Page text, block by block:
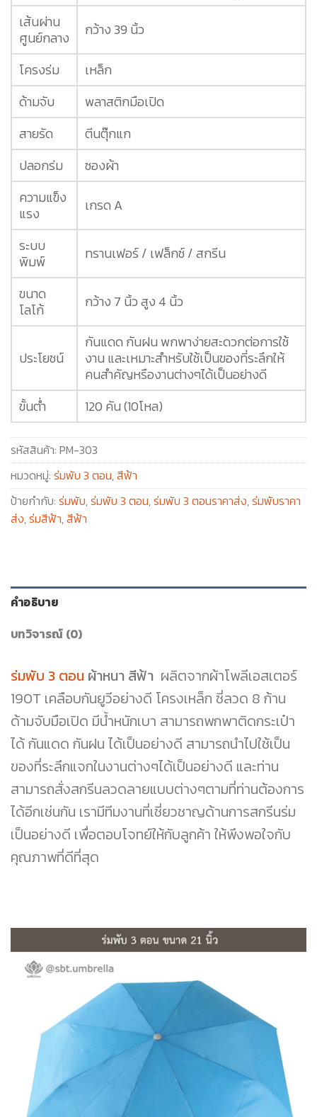
เส้นผ่าน
ศูนย์กลาง
กว้าง 39 นิ้ว
โครงร่ม
เหล็ก
ด้ามจับ
พลาสติกมือเปิด
สายรัด
ตีนตุ๊กแก
ปลอกร่ม
ซองผ้า
ความแข็ง
แรง
เกรด A
ระบบ
พิมพ์
ทรานเฟอร์ / เฟล็กซ์ / สกรีน
ขนาด
โลโก้
กว้าง 7 นิ้ว สูง 4 นิ้ว
ประโยชน์
กันแดด กันฝน พกพาง่ายสะดวกต่อการใช้
งาน และเหมาะสำหรับใช้เป็นของที่ระลึกให้
คนสำคัญหรืองานต่างๆได้เป็นอย่างดี
ขั้นต่ำ
120 คัน (10โหล)
รหัสสินค้า: PM-303
หมวดหมู่: ร่มพับ 3 ตอน,สีฟ้า
ป้ายกำกับ: ร่มพับ,ร่มพับ 3 ตอน,ร่มพับ 3 ตอนราคาส่ง,ร่มพับราคา
ส่ง,ร่มสีฟ้า,สีฟ้า
คำอธิบาย
บทวิจารณ์ (0)
ร่มพับ 3 ตอน ผ้าหนา สีฟ้า ผลิตจากผ้าโพลีเอสเตอร์
190T เคลือบกันยูวีอย่างดี โครงเหล็ก ซี่ลวด 8 ก้าน
ด้ามจับมือเปิด มีน้ำหนักเบา สามารถพกพาติดกระเป๋า
ได้ กันแดด กันฝน ได้เป็นอย่างดี สามารถนำไปใช้เป็น
ของที่ระลึกแจกในงานต่างๆได้เป็นอย่างดี และท่าน
สามารถสั่งสกรีนลวดลายแบบต่างๆตามที่ท่านต้องการ
ได้อีกเช่นกัน เรามีทีมงานที่เชี่ยวชาญด้านการสกรีนร่ม
เป็นอย่างดี เพื่อตอบโจทย์ให้กับลูกค้า ให้พึงพอใจกับ
คุณภาพที่ดีที่สุด